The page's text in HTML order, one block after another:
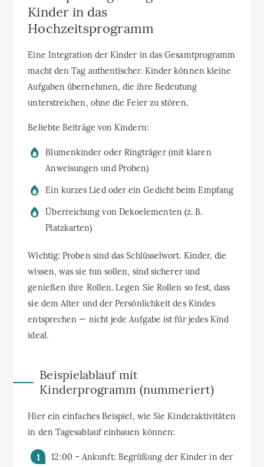
Kinder in das
Hochzeitsprogramm
Eine Integration der Kinder in das Gesamtprogramm
macht den Tag authentischer. Kinder können kleine
Aufgaben übernehmen, die ihre Bedeutung
unterstreichen, ohne die Feier zu stören.
Beliebte Beiträge von Kindern:
Blumenkinder oder Ringträger (mit klaren
Anweisungen und Proben)
Ein kurzes Lied oder ein Gedicht beim Empfang
Überreichung von Dekoelementen (z. B.
Platzkarten)
Wichtig: Proben sind das Schlüsselwort. Kinder, die
wissen, was sie tun sollen, sind sicherer und
genießen ihre Rollen. Legen Sie Rollen so fest, dass
sie dem Alter und der Persönlichkeit des Kindes
entsprechen — nicht jede Aufgabe ist für jedes Kind
ideal.
Beispielablauf mit
Kinderprogramm (nummeriert)
Hier ein einfaches Beispiel, wie Sie Kinderaktivitäten
in den Tagesablauf einbauen können:
12:00 – Ankunft: Begrüßung der Kinder in der